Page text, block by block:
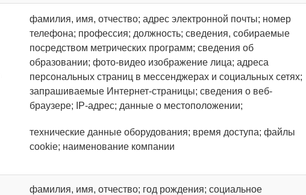
фамилия, имя, отчество; адрес электронной почты; номер
телефона; профессия; должность; сведения, собираемые
посредством метрических программ; сведения об
образовании; фото-видео изображение лица; адреса
персональных страниц в мессенджерах и социальных сетях;
запрашиваемые Интернет-страницы; сведения о веб-
браузере; IP-адрес; данные о местоположении;
технические данные оборудования; время доступа; файлы
cookie; наименование компании
фамилия, имя, отчество; год рождения; социальное